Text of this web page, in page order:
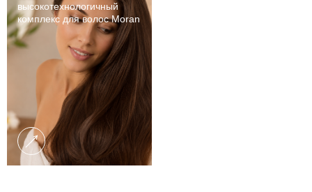
высокотехнологичный
комплекс для волос Moran